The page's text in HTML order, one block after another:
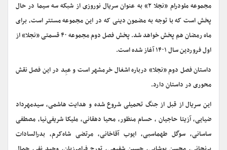
مجموعه ملودرام «نجلا ۲» به عنوان سریال نوروزی از شبکه سه سیما در حال
پخش است که با توجه به مضمون دینی که در این مجموعه مستتر است، برای
ماه رمضان هم پخش خواهد شد. پخش فصل دوم مجموعه ۴۰ قسمتی «نجلا» از
اول فروردین سال ۱۴۰۱ آغاز شده است.
داستان فصل دوم «نجلا» درباره اشغال خرمشهر است و عبِد در این فصل نقش
محوری در داستان دارد.
این سریال از قبل از جنگ تحمیلی شروع شده و هدایت هاشمی، سیدمهرداد
ضیایی، آزیتا حاجیان ، حسام منظور، محیا دهقانی، ملیکا شریفی‌نیا، مصطفی
ساسانی، سوگل طهماسبی، ایوب آقاخانی، مرتضی شاه‌کرم، بدرالسادات